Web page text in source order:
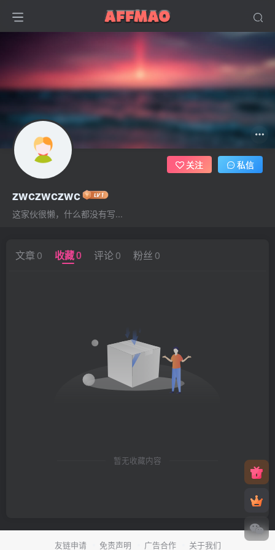
zwczwczwc
这家伙很懒，什么都没有写...
关注 私信
文章 0 收藏0 评论0 粉丝 0
暂无收藏内容
友链申请 免责声明 广告合作 关于我们